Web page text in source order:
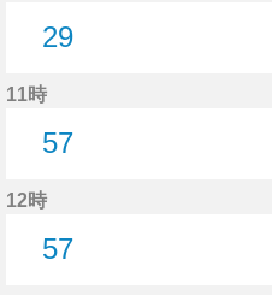
29
11時
57
12時
57